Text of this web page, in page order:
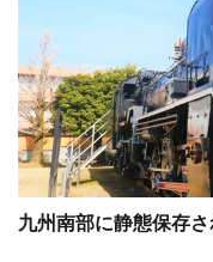
九州南部に静態保存